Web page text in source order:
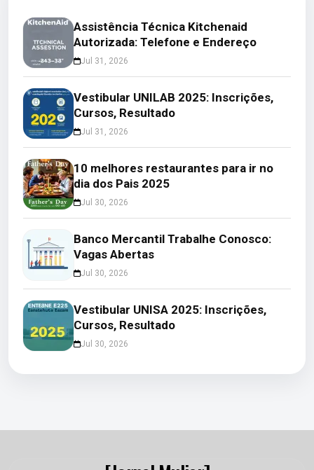
Assistência Técnica Kitchenaid
Autorizada: Telefone e Endereço
Jul 31, 2026
Vestibular UNILAB 2025: Inscrições,
Cursos, Resultado
Jul 31, 2026
10 melhores restaurantes para ir no
dia dos Pais 2025
Jul 30, 2026
Banco Mercantil Trabalhe Conosco:
Vagas Abertas
Jul 30, 2026
Vestibular UNISA 2025: Inscrições,
Cursos, Resultado
Jul 30, 2026